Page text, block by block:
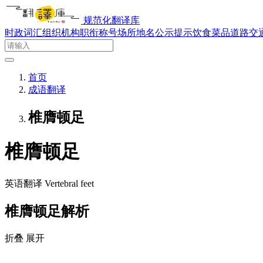
规范化翻译库
时政词汇组织机构职衔称号场所地名公示提示饮食菜品道路交
首页
成语翻译
椎膺顿足
椎膺顿足
英语翻译 Vertebral feet
椎膺顿足解析
折叠 展开